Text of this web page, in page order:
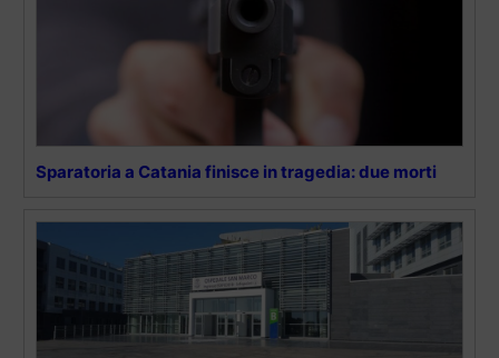
Sparatoria a Catania finisce in tragedia: due morti